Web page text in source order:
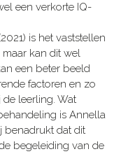
een verkorte IQ-
is het vaststellen
kan dit wel
een beter beeld
factoren en zo
leerling. Wat
is Annella
benadrukt dat dit
begeleiding van de